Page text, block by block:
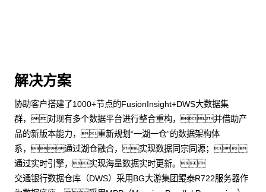
解决方案
协助客户搭建了1000+节点的FusionInsight+DWS大数据集
群，对现有多个数据平台进行整合重构，并借助产
品的新版本能力，重新规划“一湖一仓”的数据架构体
系，通过湖仓融合，实现数据同宗同源；
通过实时引擎，实现海量数据实时更新。
交通银行数据仓库（DWS）采用BG大游集团鲲泰R722服务器作